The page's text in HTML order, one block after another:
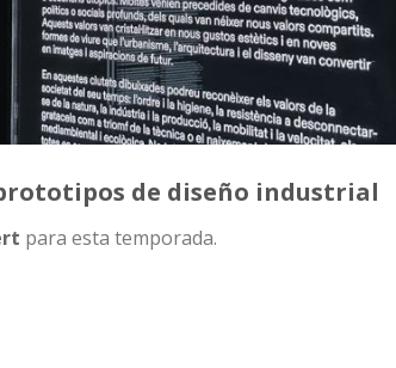
de diseño industrial
para esta temporada.